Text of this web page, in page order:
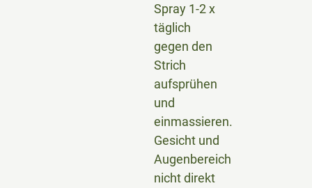
Spray 1-2 x
täglich
gegen den
Strich
aufsprühen
und
einmassieren.
Gesicht und
Augenbereich
nicht direkt